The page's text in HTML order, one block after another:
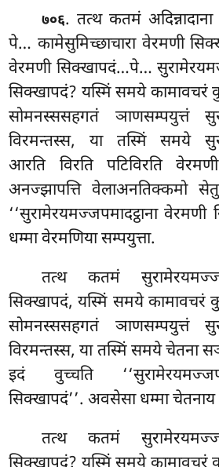
७०६. तत्थ कतमं
पे… कामेसुमिच्छाचारा वेरमणी
वेरमणी सिक्खापदं…पे…
सिक्खापदं? यस्मिं समये कामावचरं
सोमनस्ससहगतं ञाणसम्पयुत्तं
विरमन्तस्स, या तस्मिं समये
आरति विरति पटिविरति
अनज्झापत्ति वेलाअनतिक्कमो
‘‘सुरामेरयमज्जपमादट्ठाना
धम्मा वेरमणिया सम्पयुत्ता.
तत्थ कतमं
सिक्खापदं, यस्मिं समये कामावचरं
सोमनस्ससहगतं ञाणसम्पयुत्तं
विरमन्तस्स, या तस्मिं समये चेतना
इदं वुच्चति
सिक्खापदं’’. अवसेसा धम्मा चेतनाय
तत्थ कतमं